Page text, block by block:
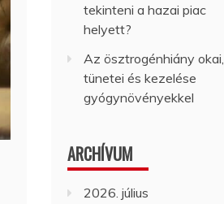
tekinteni a hazai piac
helyett?
Az ösztrogénhiány okai,
tünetei és kezelése
gyógynövényekkel
ARCHÍVUM
2026. július